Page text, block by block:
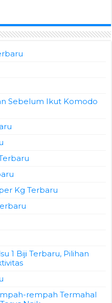
Sebelum Ikut Komodo
Kg Terbaru
1 Biji Terbaru, Pilihan
rempah Termahal